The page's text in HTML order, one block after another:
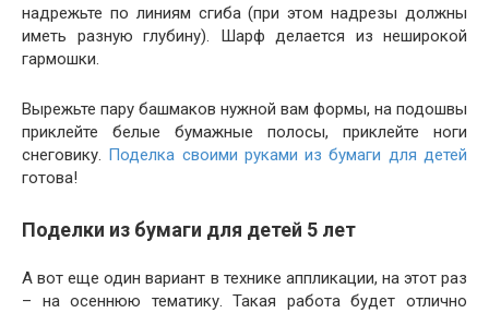
надрежьте по линиям сгиба (при этом надрезы должны
иметь разную глубину). Шарф делается из неширокой
гармошки.
Вырежьте пару башмаков нужной вам формы, на подошвы
приклейте белые бумажные полосы, приклейте ноги
снеговику. Поделка своими руками из бумаги для детей
готова!
Поделки из бумаги для детей 5 лет
А вот еще один вариант в технике аппликации, на этот раз
– на осеннюю тематику. Такая работа будет отлично